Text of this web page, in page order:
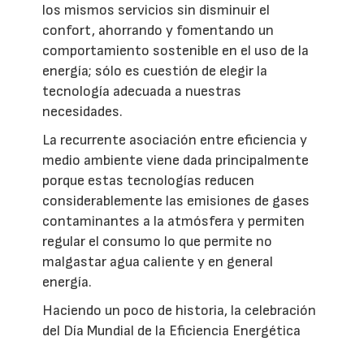
los mismos servicios sin disminuir el
confort, ahorrando y fomentando un
comportamiento sostenible en el uso de la
energía; sólo es cuestión de elegir la
tecnología adecuada a nuestras
necesidades.
La recurrente asociación entre eficiencia y
medio ambiente viene dada principalmente
porque estas tecnologías reducen
considerablemente las emisiones de gases
contaminantes a la atmósfera y permiten
regular el consumo lo que permite no
malgastar agua caliente y en general
energía.
Haciendo un poco de historia, la celebración
del Día Mundial de la Eficiencia Energética